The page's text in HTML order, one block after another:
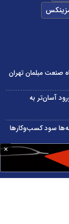
صنعت مبلمان تهران
آسان‌تر به
سود کسب‌وکارها
ظریف و متفاوت